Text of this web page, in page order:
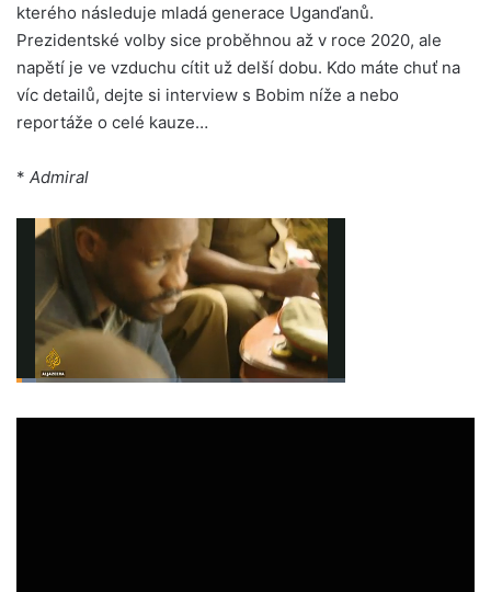
kterého následuje mladá generace Uganďanů.
Prezidentské volby sice proběhnou až v roce 2020, ale
napětí je ve vzduchu cítit už delší dobu. Kdo máte chuť na
víc detailů, dejte si interview s Bobim níže a nebo
reportáže o celé kauze…
* Admiral